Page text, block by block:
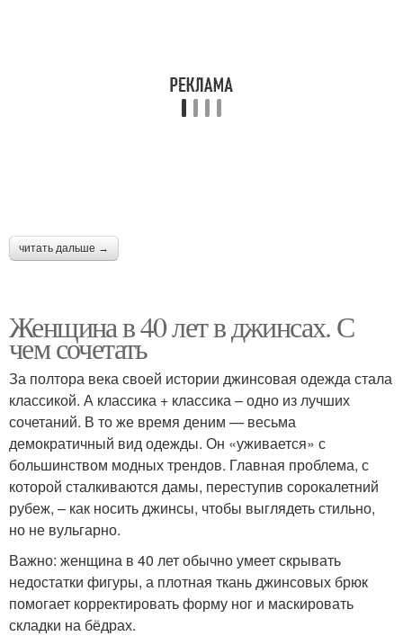
читать дальше →
Женщина в 40 лет в джинсах. С
чем сочетать
За полтора века своей истории джинсовая одежда стала
классикой. А классика + классика – одно из лучших
сочетаний. В то же время деним — весьма
демократичный вид одежды. Он «уживается» с
большинством модных трендов. Главная проблема, с
которой сталкиваются дамы, переступив сорокалетний
рубеж, – как носить джинсы, чтобы выглядеть стильно,
но не вульгарно.
Важно: женщина в 40 лет обычно умеет скрывать
недостатки фигуры, а плотная ткань джинсовых брюк
помогает корректировать форму ног и маскировать
складки на бёдрах.